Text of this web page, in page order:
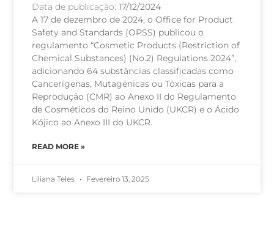
Data de publicação:17/12/2024
A 17 de dezembro de 2024, o Office for Product
Safety and Standards (OPSS) publicou o
regulamento “Cosmetic Products (Restriction of
Chemical Substances) (No.2) Regulations 2024”,
adicionando 64 substâncias classificadas como
Cancerígenas, Mutagénicas ou Tóxicas para a
Reprodução (CMR) ao Anexo II do Regulamento
de Cosméticos do Reino Unido (UKCR) e o Ácido
Kójico ao Anexo III do UKCR.
READ MORE »
Liliana Teles Fevereiro 13, 2025